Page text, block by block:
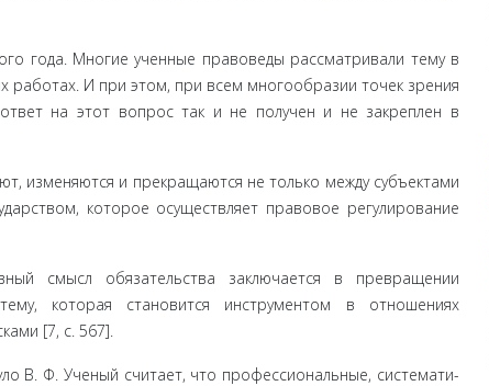
года. Многие ученные правоведы рассматривали тему в
работах. И при этом, при всем многообразии точек зрения
на этот вопрос так и не получен и не закреплен в
изменяются и прекращаются не только между субъектами
которое осуществляет правовое регулирование
смысл обязательства заключается в превращении
которая становится инструментом в отношениях
[7, с. 567].
В. Ф. Ученый считает, что профессиональные, системати­